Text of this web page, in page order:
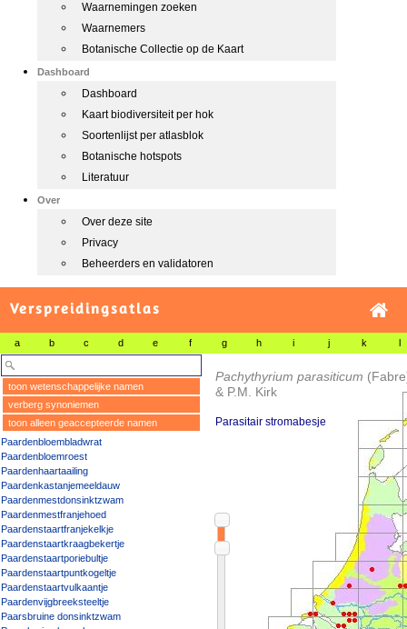
Waarnemingen zoeken
Waarnemers
Botanische Collectie op de Kaart
Dashboard
Dashboard
Kaart biodiversiteit per hok
Soortenlijst per atlasblok
Botanische hotspots
Literatuur
Over
Over deze site
Privacy
Beheerders en validatoren
Verspreidingsatlas
a b c d e f g h i j k l
toon wetenschappelijke namen
verberg synoniemen
toon alleen geaccepteerde namen
Paardenbloembladwrat
Paardenbloemroest
Paardenhaartaailing
Paardenkastanjemeeldauw
Paardenmestdonsinktzwam
Paardenmestfranjehoed
Paardenstaartfranjekelkje
Paardenstaartkraagbekertje
Paardenstaartporiebultje
Paardenstaartpuntkogeltje
Paardenstaartvulkaantje
Paardenvijgbreeksteeltje
Paarsbruine donsinktzwam
Pachythyrium parasiticum
& P.M. Kirk
Parasitair stromabesje